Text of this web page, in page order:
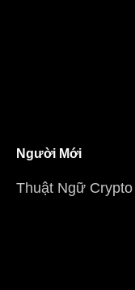
Người Mới
Thuật Ngữ Crypto